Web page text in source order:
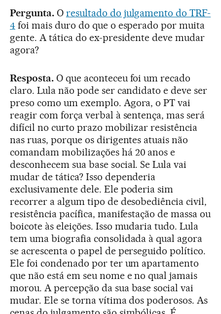
Pergunta.O resultado do julgamento do TRF-
4foi mais duro do que o esperado por muita
gente. A tática do ex-presidente deve mudar
agora?
Resposta. O que aconteceu foi um recado
claro. Lula não pode ser candidato e deve ser
preso como um exemplo. Agora, o PT vai
reagir com força verbal à sentença, mas será
difícil no curto prazo mobilizar resistência
nas ruas, porque os dirigentes atuais não
comandam mobilizações há 20 anos e
desconhecem sua base social. Se Lula vai
mudar de tática? Isso dependeria
exclusivamente dele. Ele poderia sim
recorrer a algum tipo de desobediência civil,
resistência pacífica, manifestação de massa ou
boicote às eleições. Isso mudaria tudo. Lula
tem uma biografia consolidada à qual agora
se acrescenta o papel de perseguido político.
Ele foi condenado por ter um apartamento
que não está em seu nome e no qual jamais
morou. A percepção da sua base social vai
mudar. Ele se torna vítima dos poderosos. As